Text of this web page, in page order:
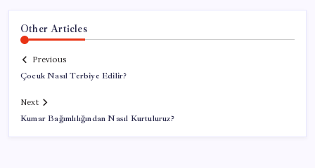
Other Articles
Previous
Çocuk Nasıl Terbiye Edilir?
Next
Kumar Bağımlılığından Nasıl Kurtuluruz?